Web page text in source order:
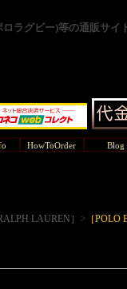
ラグビー)等の通販サ
HowToOrder Blog
LAUREN］ > ［